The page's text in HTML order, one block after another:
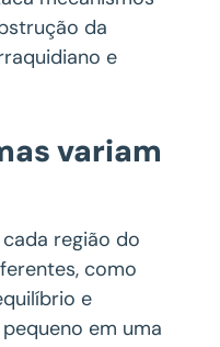
da
e
variam
região do
como
e
em uma